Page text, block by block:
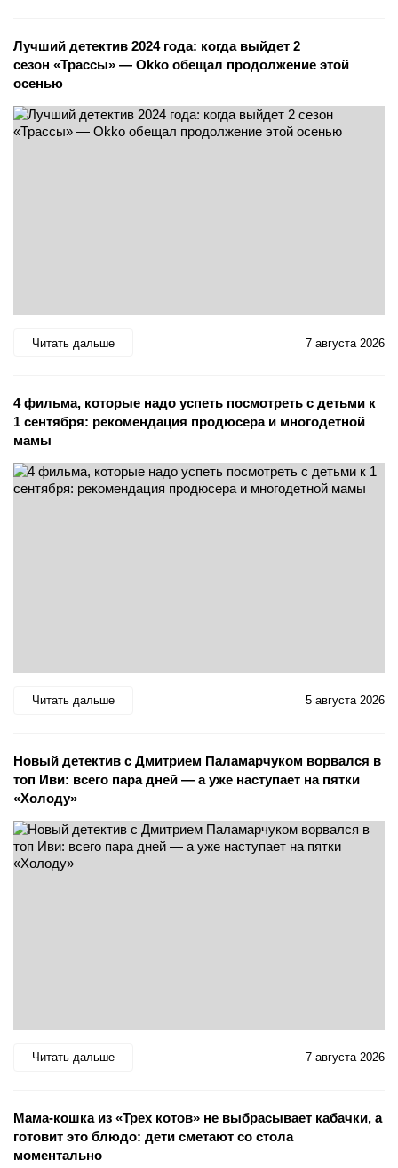
Лучший детектив 2024 года: когда выйдет 2
сезон «Трассы» — Okko обещал продолжение этой
осенью
Читать дальше 7 августа 2026
4 фильма, которые надо успеть посмотреть с детьми к
1 сентября: рекомендация продюсера и многодетной
мамы
Читать дальше 5 августа 2026
Новый детектив с Дмитрием Паламарчуком ворвался в
топ Иви: всего пара дней — а уже наступает на пятки
«Холоду»
Читать дальше 7 августа 2026
Мама-кошка из «Трех котов» не выбрасывает кабачки, а
готовит это блюдо: дети сметают со стола
моментально